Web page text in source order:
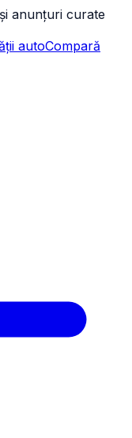
anunțuri curate
autoCompară